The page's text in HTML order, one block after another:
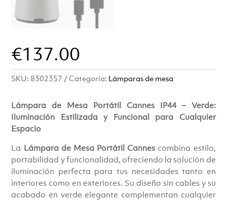
€137.00
SKU: 8302357 Categoría: Lámparas de mesa
Lámpara de Mesa Portátil Cannes IP44 – Verde:
Iluminación Estilizada y Funcional para Cualquier
Espacio
La Lámpara de Mesa Portátil Cannes combina estilo,
portabilidad y funcionalidad, ofreciendo la solución de
iluminación perfecta para tus necesidades tanto en
interiores como en exteriores. Su diseño sin cables y su
acabado en verde elegante complementan cualquier